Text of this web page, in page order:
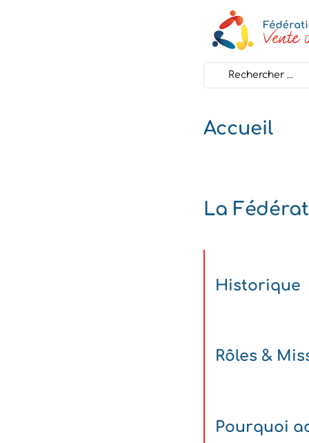
Search
...
Accueil
La
Historique
Rôles &
Pourquoi